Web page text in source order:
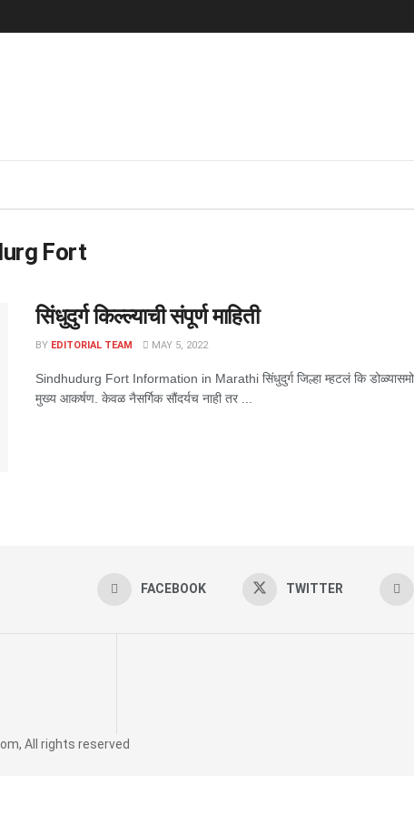
Fort
सिंधुदुर्ग किल्ल्याची संपूर्ण माहिती
BY EDITORIAL TEAM MAY 5, 2022
Sindhudurg Fort Information in Marathi सिंधुदुर्ग जिल्हा म्हटलं कि डोळ्यासमोर
मुख्य आकर्षण. केवळ नैसर्गिक सौंदर्यच नाही तर ...
FACEBOOK TWITTER
All rights reserved